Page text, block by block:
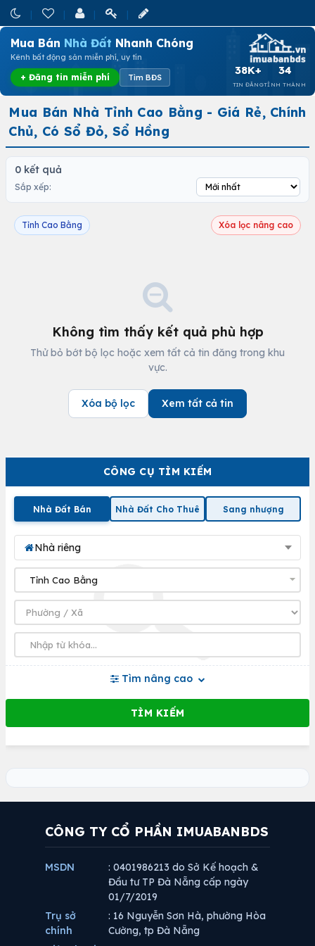
Mua Bán Nhà Đất Nhanh Chóng
Kênh bất động sản miễn phí, uy tín
+ Đăng tin miễn phí Tìm BĐS
38K+
TIN ĐĂNG
34
TỈNH THÀNH
CÔNG CỤ TÌM KIẾM
Nhà Đất Bán Nhà Đất Cho Thuê Sang nhượng
Nhà riêng
Tìm nâng cao
Mua Bán Nhà Tỉnh Cao Bằng - Giá Rẻ, Chính
Chủ, Có Sổ Đỏ, Sổ Hồng
0 kết quả
Sắp xếp:
Tỉnh Cao Bằng Xóa lọc nâng cao
Không tìm thấy kết quả phù hợp
Thử bỏ bớt bộ lọc hoặc xem tất cả tin đăng trong khu
vực.
Xóa bộ lọc Xem tất cả tin
CÔNG TY CỔ PHẦN IMUABANBDS
MSDN
: 0401986213 do Sở Kế hoạch &
Đầu tư TP Đà Nẵng cấp ngày
01/7/2019
Trụ sở
chính
: 16 Nguyễn Sơn Hà, phường Hòa
Cường, tp Đà Nẵng